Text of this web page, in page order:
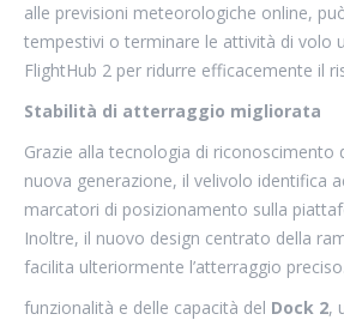
alle previsioni meteorologiche online,
tempestivi o terminare le attività di volo
FlightHub 2 per ridurre efficacemente il
Stabilità di atterraggio migliorata
Grazie alla tecnologia di riconoscimento
nuova generazione, il velivolo identifica
marcatori di posizionamento sulla
Inoltre, il nuovo design centrato della
facilita ulteriormente l’atterraggio preciso.
funzionalità e delle capacità del Dock 2,